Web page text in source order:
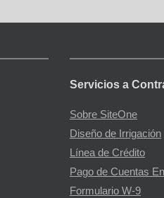
Servicios a
Sobre SiteOne
Diseño de Irrigación
Línea de Crédito
Pago de Cuentas
Formulario W-9